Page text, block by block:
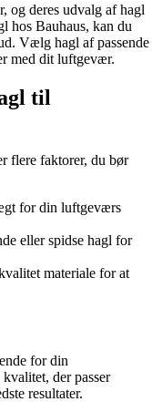
og deres udvalg af hagl
hos Bauhaus, kan du
Vælg hagl af passende
med dit luftgevær.
til
flere faktorer, du bør
for din luftgeværs
eller spidse hagl for
materiale for at
for din
der passer
resultater.